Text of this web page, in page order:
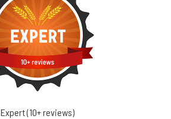
Expert (10+ reviews)